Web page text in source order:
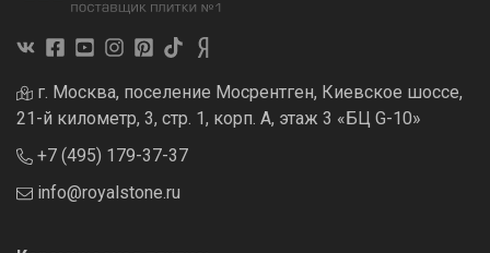
г. Москва, поселение Мосрентген, Киевское шоссе,
21-й километр, 3, стр. 1, корп. А, этаж 3 «БЦ G-10»
+7 (495) 179-37-37
info@royalstone.ru